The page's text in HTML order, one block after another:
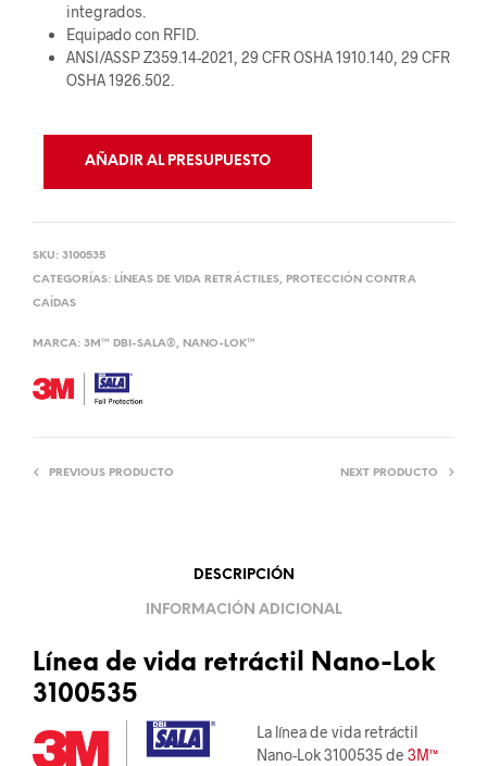
integrados.
Equipado con RFID.
ANSI/ASSP Z359.14-2021, 29 CFR OSHA 1910.140, 29 CFR
OSHA 1926.502.
AÑADIR AL PRESUPUESTO
SKU: 3100535
CATEGORÍAS: LÍNEAS DE VIDA RETRÁCTILES, PROTECCIÓN CONTRA
CAÍDAS
MARCA: 3M™ DBI-SALA®, NANO-LOK™
PREVIOUS PRODUCTO NEXT PRODUCTO
DESCRIPCIÓN
INFORMACIÓN ADICIONAL
Línea de vida retráctil Nano-Lok
3100535
La línea de vida retráctil
Nano-Lok 3100535 de 3M™